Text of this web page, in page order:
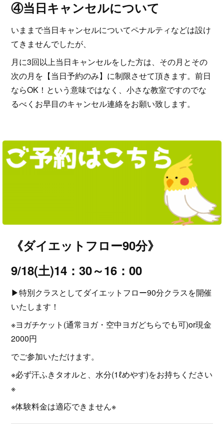
④当日キャンセルについて
いままで当日キャンセルについてペナルティなどは設け
てきませんでしたが、
月に3回以上当日キャンセルをした方は、その月とその
次の月を【当日予約のみ】に制限させて頂きます。前日
ならOK！という意味ではなく、小さな教室ですのでな
るべくお早目のキャンセル連絡をお願い致します。
《ダイエットフロー90分》
9/18(土)14：30～16：00
▶特別クラスとしてダイエットフロー90分クラスを開催
いたします！
※ヨガチケット(通常ヨガ・空中ヨガどちらでも可)or現金
2000円
でご参加いただけます。
※必ず汗ふきタオルと、水分(1ℓめやす)をお持ちください
※
※体験料金は適応できません※